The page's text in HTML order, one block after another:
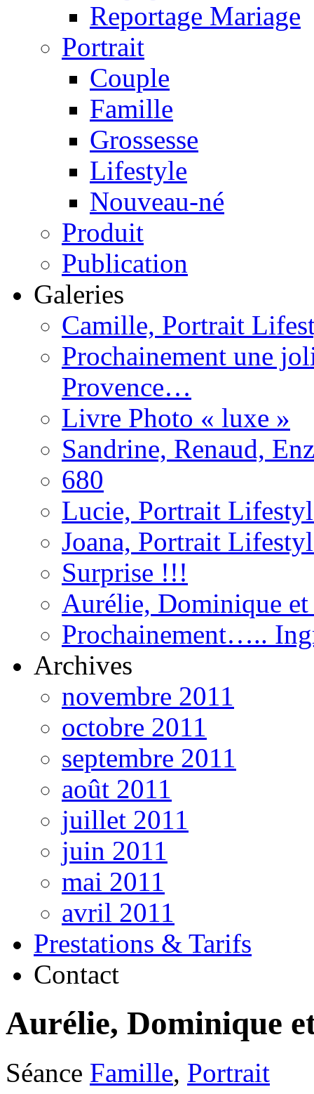
Reportage Mariage
Portrait
Couple
Famille
Grossesse
Lifestyle
Nouveau-né
Produit
Publication
Galeries
Camille, Portrait
Prochainement une
Provence…
Livre Photo « luxe »
Sandrine, Renaud,
680
Lucie, Portrait
Joana, Portrait
Surprise !!!
Aurélie, Dominique
Prochainement…..
Archives
novembre 2011
octobre 2011
septembre 2011
août 2011
juillet 2011
juin 2011
mai 2011
avril 2011
Prestations & Tarifs
Contact
Aurélie, Dominique
Séance Famille, Portrait